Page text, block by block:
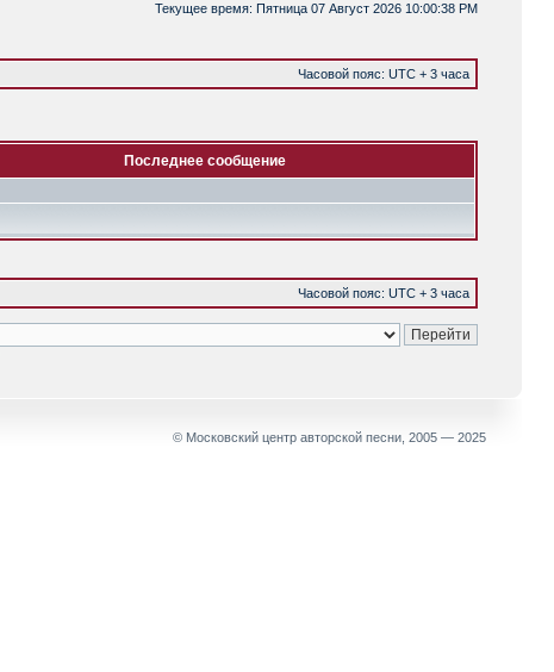
Текущее время: Пятница 07 Август 2026 10:00:38 PM
Часовой пояс: UTC + 3 часа
Последнее сообщение
Часовой пояс: UTC + 3 часа
© Московский центр авторской песни, 2005 — 2025